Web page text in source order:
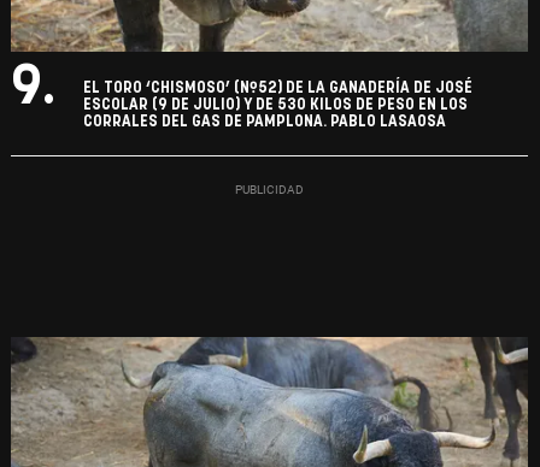
9.
EL TORO ‘CHISMOSO’ (Nº52) DE LA GANADERÍA DE JOSÉ
ESCOLAR (9 DE JULIO) Y DE 530 KILOS DE PESO EN LOS
CORRALES DEL GAS DE PAMPLONA. PABLO LASAOSA